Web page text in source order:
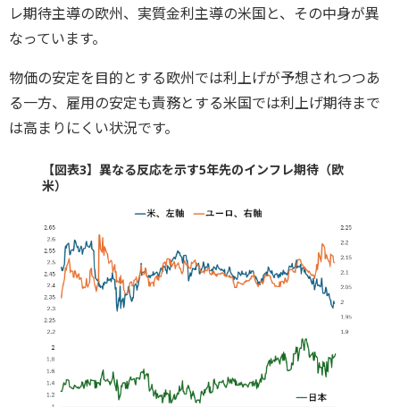
レ期待主導の欧州、実質金利主導の米国と、その中身が異
なっています。
物価の安定を目的とする欧州では利上げが予想されつつあ
る一方、雇用の安定も責務とする米国では利上げ期待まで
は高まりにくい状況です。
【図表3】異なる反応を示す5年先のインフレ期待（欧
米）